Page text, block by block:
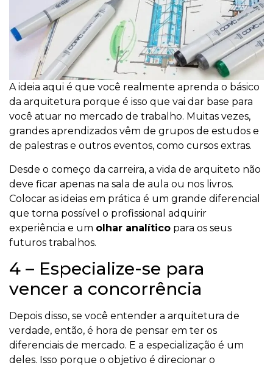
A ideia aqui é que você realmente aprenda o básico
da arquitetura porque é isso que vai dar base para
você atuar no mercado de trabalho. Muitas vezes,
grandes aprendizados vêm de grupos de estudos e
de palestras e outros eventos, como cursos extras.
Desde o começo da carreira, a vida de arquiteto não
deve ficar apenas na sala de aula ou nos livros.
Colocar as ideias em prática é um grande diferencial
que torna possível o profissional adquirir
experiência e um olhar analítico para os seus
futuros trabalhos.
4 – Especialize-se para
vencer a concorrência
Depois disso, se você entender a arquitetura de
verdade, então, é hora de pensar em ter os
diferenciais de mercado. E a especialização é um
deles. Isso porque o objetivo é direcionar o